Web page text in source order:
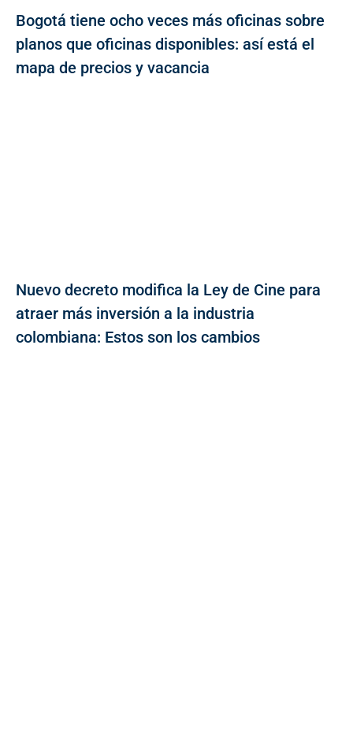
Bogotá tiene ocho veces más oficinas sobre
planos que oficinas disponibles: así está el
mapa de precios y vacancia
Nuevo decreto modifica la Ley de Cine para
atraer más inversión a la industria
colombiana: Estos son los cambios